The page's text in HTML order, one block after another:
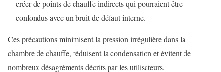
créer de points de chauffe indirects qui pourraient être
confondus avec un bruit de défaut interne.
Ces précautions minimisent la pression irrégulière dans la
chambre de chauffe, réduisent la condensation et évitent de
nombreux désagréments décrits par les utilisateurs.